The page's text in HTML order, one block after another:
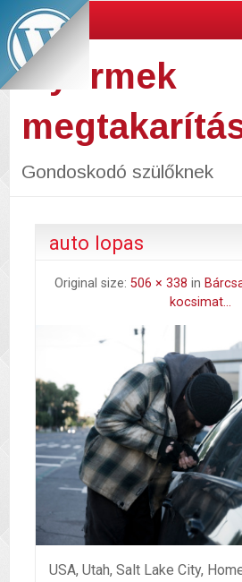
Gyermek
Gondoskodó szülőknek
auto lopas
Original size: 506 × 338 in
kocsimat…
USA, Utah, Salt Lake City,